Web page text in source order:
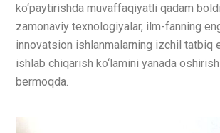
ko‘paytirishda muvaffaqiyatli qadam
zamonaviy texnologiyalar, ilm-fanning
innovatsion ishlanmalarning izchil tatbiq
ishlab chiqarish ko‘lamini yanada
bermoqda.